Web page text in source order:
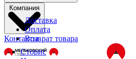
Доставка
Оплата
Возврат товара
Компания
Сторис
Контакты